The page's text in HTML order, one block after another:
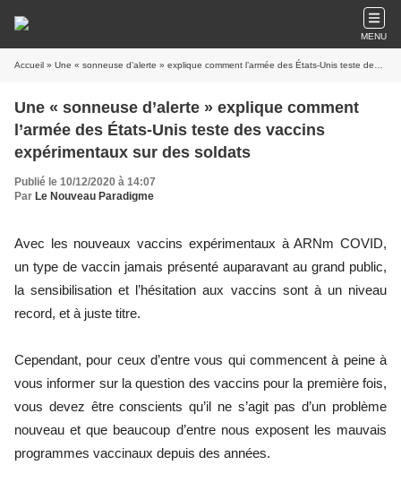
MENU
Accueil » Une « sonneuse d’alerte » explique comment l’armée des États-Unis teste des vaccins expérimentaux sur des soldats
Une « sonneuse d’alerte » explique comment
l’armée des États-Unis teste des vaccins
expérimentaux sur des soldats
Publié le 10/12/2020 à 14:07
Par Le Nouveau Paradigme
Avec les nouveaux vaccins expérimentaux à ARNm COVID,
un type de vaccin jamais présenté auparavant au grand public,
la sensibilisation et l’hésitation aux vaccins sont à un niveau
record, et à juste titre.
Cependant, pour ceux d’entre vous qui commencent à peine à
vous informer sur la question des vaccins pour la première fois,
vous devez être conscients qu’il ne s’agit pas d’un problème
nouveau et que beaucoup d’entre nous exposent les mauvais
programmes vaccinaux depuis des années.